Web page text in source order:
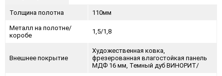
Толщина полотна 110мм
Металл на полотне/
коробе
1,5/1,8
Внешнее покрытие
Художественная ковка,
фрезерованная влагостойкая панель
МДФ 16 мм, Темный дуб ВИНОРИТ/